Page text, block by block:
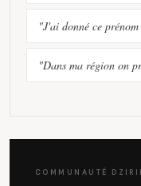
"J'ai donné ce
"Dans ma région on
COMMUNAUTÉ